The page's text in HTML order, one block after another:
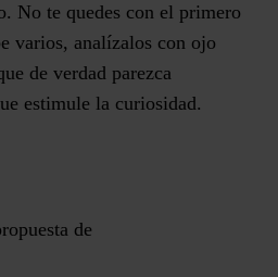
No te quedes con el primero
varios, analízalos con ojo
de verdad parezca
estimule la curiosidad.
de